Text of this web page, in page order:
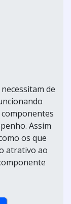
de
Assim
os que
atrativo ao